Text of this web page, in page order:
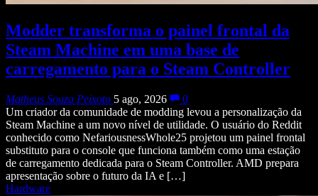
Modder transforma o painel frontal da
Steam Machine em uma base de
carregamento para o Steam Controller
Matheus Souza Peixoto 5 ago, 2026
0
Um criador da comunidade de modding levou a personalização da
Steam Machine a um novo nível de utilidade. O usuário do Reddit
conhecido como NefariousnessWhole25 projetou um painel frontal
substituto para o console que funciona também como uma estação
de carregamento dedicada para o Steam Controller. AMD prepara
apresentação sobre o futuro da IA e […]
Hardware